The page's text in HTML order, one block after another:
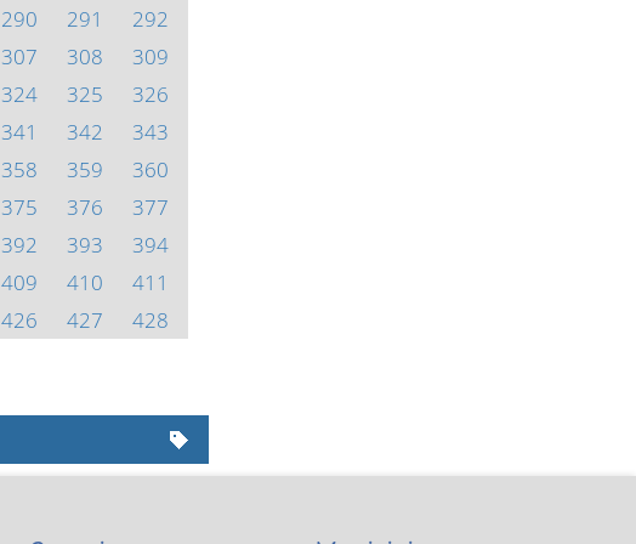
290 291
292
307 308
309
324 325
326
341 342
343
358 359
360
375 376
377
392 393
394
409 410
411
426 427
428